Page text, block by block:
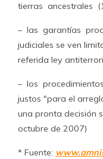
tierras ancestrales
– las garantías
judiciales se ven
referida ley
– los
justos "para el
una pronta decisión
octubre de 2007)
* Fuente: